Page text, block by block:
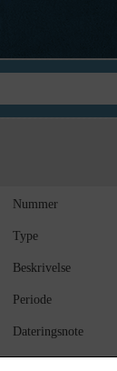
Nummer
Type
Beskrivelse
Periode
Dateringsnote